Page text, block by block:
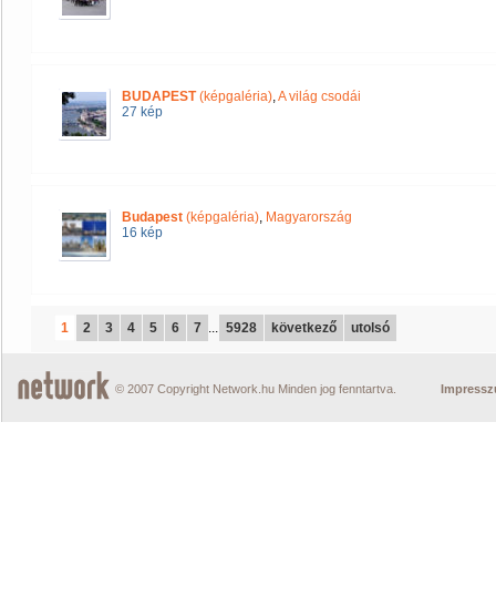
BUDAPEST(képgaléria),A világ csodái
27 kép
Budapest (képgaléria), Magyarország
16 kép
1 2 3 4 5 6 7 ... 5928 következő utolsó
© 2007 Copyright Network.hu Minden jog fenntartva.